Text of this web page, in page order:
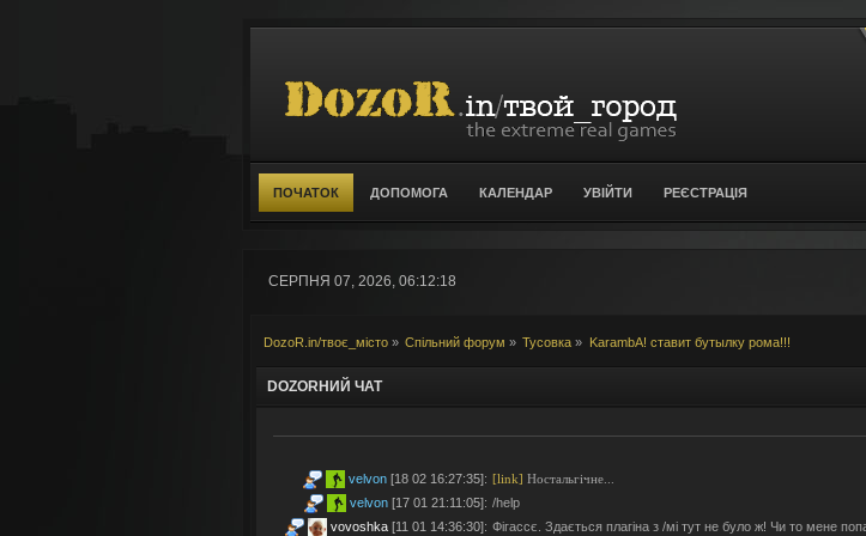
ПОЧАТОК ДОПОМОГА КАЛЕНДАР УВІЙТИ РЕЄСТРАЦІЯ
СЕРПНЯ 07, 2026, 06:12:18
DozoR.in/твоє_місто» Спільний форум » Тусовка » KarambA! ставит бутылку рома!!!
DOZORНИЙ ЧАТ
velvon [18 02 16:27:35]: [link] Ностальгічне...
velvon [17 01 21:11:05]: /help
vovoshka [11 01 14:36:30]: Фігассє. Здається плагіна з /мі тут не було ж! Чи то мене